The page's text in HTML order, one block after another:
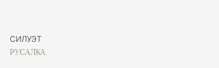
СИЛУЭТ
РУСАЛКА